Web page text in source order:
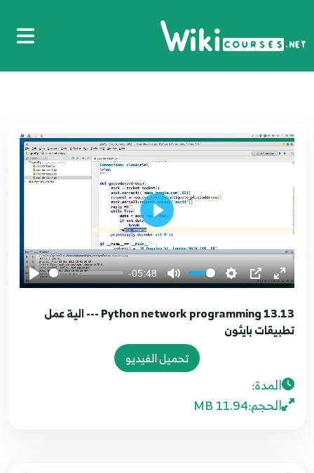
-05:48
Play
13.13 Python network programming --- الية عمل
تطبيقات بايثون
تحميل الفيديو
المدة:
الحجم:11.94 MB
7برنامج PYCHARM
8REQUESTS في الحصول على المعلومات
09.9 Python network programming ---- بمساعدة
10
10.10 Python network programming ----
بمساعدة HttpConnection
11
100.100 Python network programming
multiCasting
12
101.101 Python network programming SSL TLS